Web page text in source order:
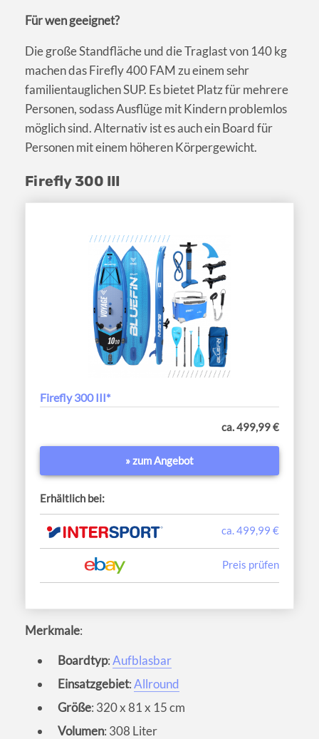
Für wen geeignet?
Die große Standfläche und die Traglast von 140 kg
machen das Firefly 400 FAM zu einem sehr
familientauglichen SUP. Es bietet Platz für mehrere
Personen, sodass Ausflüge mit Kindern problemlos
möglich sind. Alternativ ist es auch ein Board für
Personen mit einem höheren Körpergewicht.
Firefly 300 III
Firefly 300 III*
ca. 499,99 €
» zum Angebot
Erhältlich bei:
ca. 499,99 €
Preis prüfen
Merkmale:
Boardtyp:Aufblasbar
Einsatzgebiet:Allround
Größe: 320 x 81 x 15 cm
Volumen: 308 Liter